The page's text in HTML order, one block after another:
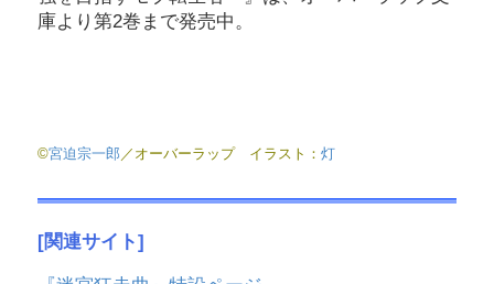
庫より第2巻まで発売中。
©宮迫宗一郎 ／オーバーラップ イラスト： 灯
[関連サイト]